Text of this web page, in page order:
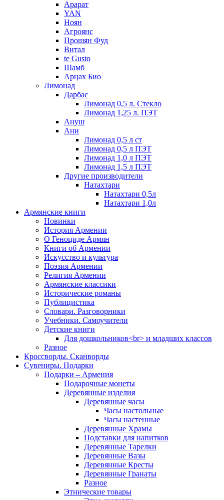
Арарат
YAN
Ноян
Агроянс
Прошян Фуд
Витал
te Gusto
Шамб
Арцах Био
Лимонад
Дарбас
Лимонад 0,5 л. Стекло
Лимонад 1,25 л. ПЭТ
Ануш
Ани
Лимонад 0,5 л ст
Лимонад 0,5 л ПЭТ
Лимонад 1,0 л ПЭТ
Лимонад 1,5 л ПЭТ
Другие производители
Натахтари
Натахтари 0,5л
Натахтари 1,0л
Армянские книги
Новинки
История Армении
О Геноциде Армян
Книги об Армении
Иcкусство и культура
Поэзия Армении
Религия Армении
Армянские классики
Исторические романы
Публицистика
Словари. Разговорники
Учебники. Самоучители
Детские книги
Для дошкольников<br> и младших классов
Разное
Кроссворды. Сканворды
Сувениры. Подарки
Подарки – Армения
Подарочные монеты
Деревянные изделия
Деревянные часы
Часы настольные
Часы настенные
Деревянные Храмы
Подставки для напитков
Деревянные Тарелки
Деревянные Вазы
Деревянные Кресты
Деревянные Гранаты
Разное
Этнические товары